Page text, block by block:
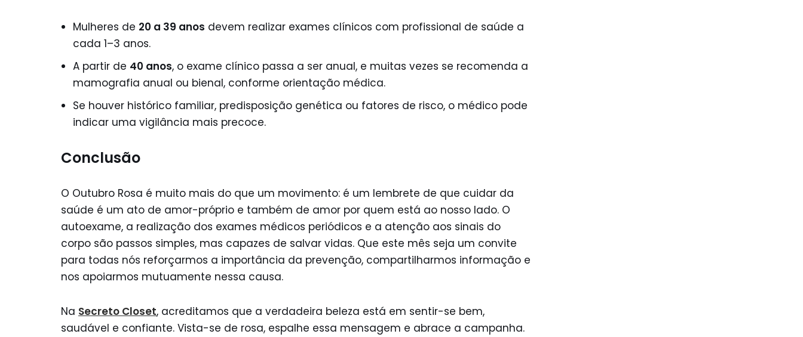
Mulheres de 20 a 39 anos devem realizar exames clínicos com profissional de saúde a
cada 1–3 anos.
A partir de 40 anos, o exame clínico passa a ser anual, e muitas vezes se recomenda a
mamografia anual ou bienal, conforme orientação médica.
Se houver histórico familiar, predisposição genética ou fatores de risco, o médico pode
indicar uma vigilância mais precoce.
Conclusão
O Outubro Rosa é muito mais do que um movimento: é um lembrete de que cuidar da
saúde é um ato de amor-próprio e também de amor por quem está ao nosso lado. O
autoexame, a realização dos exames médicos periódicos e a atenção aos sinais do
corpo são passos simples, mas capazes de salvar vidas. Que este mês seja um convite
para todas nós reforçarmos a importância da prevenção, compartilharmos informação e
nos apoiarmos mutuamente nessa causa.
Na Secreto Closet, acreditamos que a verdadeira beleza está em sentir-se bem,
saudável e confiante. Vista-se de rosa, espalhe essa mensagem e abrace a campanha.